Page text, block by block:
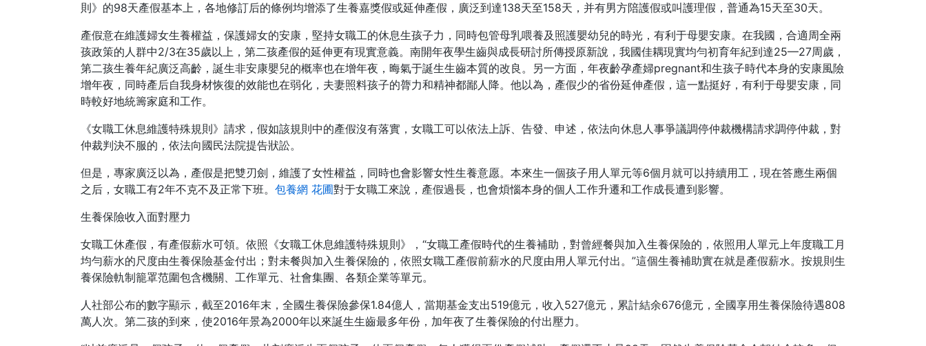
則》的98天產假基本上，各地修訂后的條例均增添了生養嘉獎假或延伸產假，廣泛到達138天至158天，并有男方陪護假或叫護理假，普通為15天至30天。
產假意在維護婦女生養權益，保護婦女的安康，堅持女職工的休息生孩子力，同時包管母乳喂養及照護嬰幼兒的時光，有利于母嬰安康。在我國，合適周全兩
孩政策的人群中2/3在35歲以上，第二孩產假的延伸更有現實意義。南開年夜學生齒與成長研討所傳授原新說，我國佳耦現實均勻初育年紀到達25—27周歲，
第二孩生養年紀廣泛高齡，誕生非安康嬰兒的概率也在增年夜，晦氣于誕生生齒本質的改良。另一方面，年夜齡孕產婦pregnant和生孩子時代本身的安康風險
增年夜，同時產后自我身材恢復的效能也在弱化，夫妻照料孩子的膂力和精神都鄙人降。他以為，產假少的省份延伸產假，這一點挺好，有利于母嬰安康，同
時較好地統籌家庭和工作。
《女職工休息維護特殊規則》請求，假如該規則中的產假沒有落實，女職工可以依法上訴、告發、申述，依法向休息人事爭議調停仲裁機構請求調停仲裁，對
仲裁判決不服的，依法向國民法院提告狀訟。
但是，專家廣泛以為，產假是把雙刃劍，維護了女性權益，同時也會影響女性生養意愿。本來生一個孩子用人單元等6個月就可以持續用工，現在答應生兩個
之后，女職工有2年不克不及正常下班。 包養網 花圃對于女職工來說，產假過長，也會煩惱本身的個人工作升遷和工作成長遭到影響。
生養保險收入面對壓力
女職工休產假，有產假薪水可領。依照《女職工休息維護特殊規則》，“女職工產假時代的生養補助，對曾經餐與加入生養保險的，依照用人單元上年度職工月
均勻薪水的尺度由生養保險基金付出；對未餐與加入生養保險的，依照女職工產假前薪水的尺度由用人單元付出。”這個生養補助實在就是產假薪水。按規則生
養保險軌制籠罩范圍包含機關、工作單元、社會集團、各類企業等單元。
人社部公布的數字顯示，截至2016年末，全國生養保險參保1.84億人，當期基金支出519億元，收入527億元，累計結余676億元，全國享用生養保險待遇808
萬人次。第二孩的到來，使2016年景為2000年以來誕生生齒最多年份，加年夜了生養保險的付出壓力。